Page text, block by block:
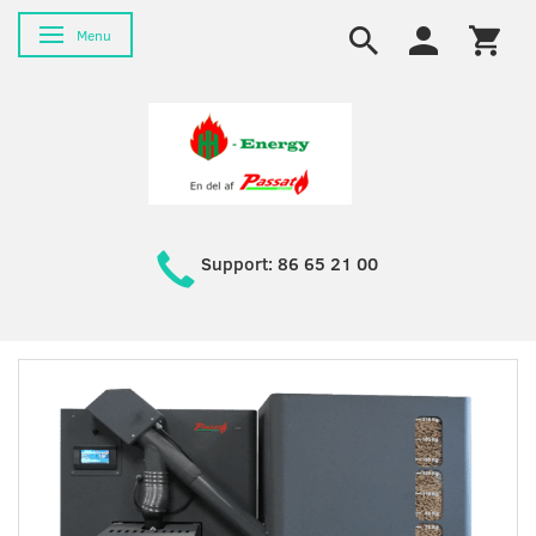
Skifte navigation
Menu
Support: 86 65 21 00